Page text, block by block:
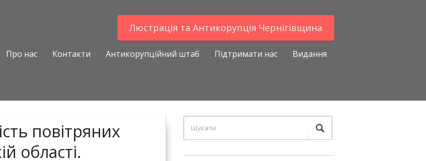
Люстрацiя та Антикорупцiя Чернігівщина
Про нас Контакти Антикорупційний штаб Підтримати нас Видання
повітряних
області.